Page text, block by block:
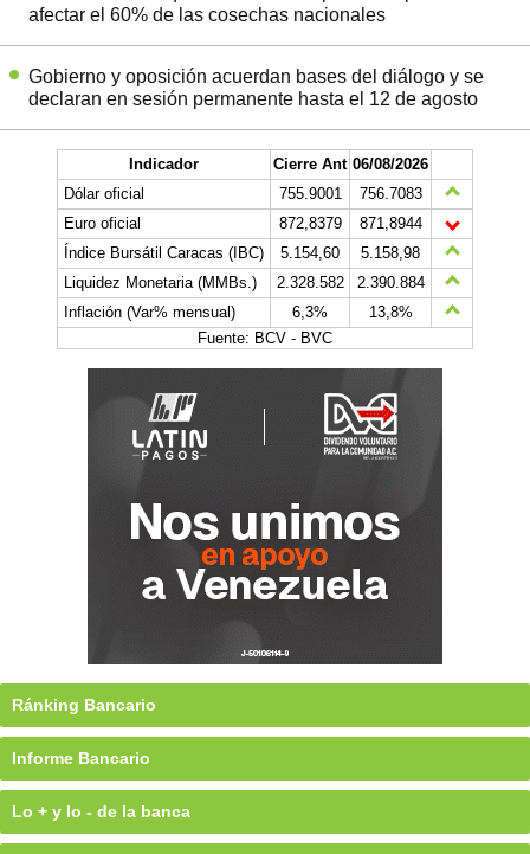
afectar el 60% de las cosechas nacionales
Gobierno y oposición acuerdan bases del diálogo y se
declaran en sesión permanente hasta el 12 de agosto
Indicador Cierre Ant 06/08/2026
Dólar oficial
755.9001
756.7083
Euro oficial
872,8379
871,8944
Índice Bursátil Caracas (IBC)
5.154,60
5.158,98
Liquidez Monetaria (MMBs.)
2.328.582
2.390.884
Inflación (Var% mensual)
6,3%
13,8%
Fuente: BCV - BVC
Ránking Bancario
Informe Bancario
Lo + y lo - de la banca